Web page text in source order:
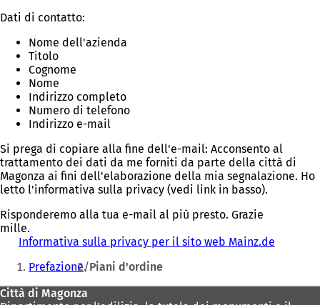
Dati di contatto:
Nome dell'azienda
Titolo
Cognome
Nome
Indirizzo completo
Numero di telefono
Indirizzo e-mail
Si prega di copiare alla fine dell'e-mail: Acconsento al
trattamento dei dati da me forniti da parte della città di
Magonza ai fini dell'elaborazione della mia segnalazione. Ho
letto l'informativa sulla privacy (vedi link in basso).
Risponderemo alla tua e-mail al più presto. Grazie
mille.
Informativa sulla privacy per il sito web Mainz.de
Siete
qui:
Prefazione Piani d'ordine
Area
Città di Magonza